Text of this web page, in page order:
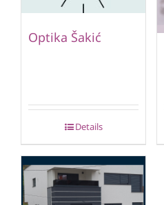
Optika Šakić
Details